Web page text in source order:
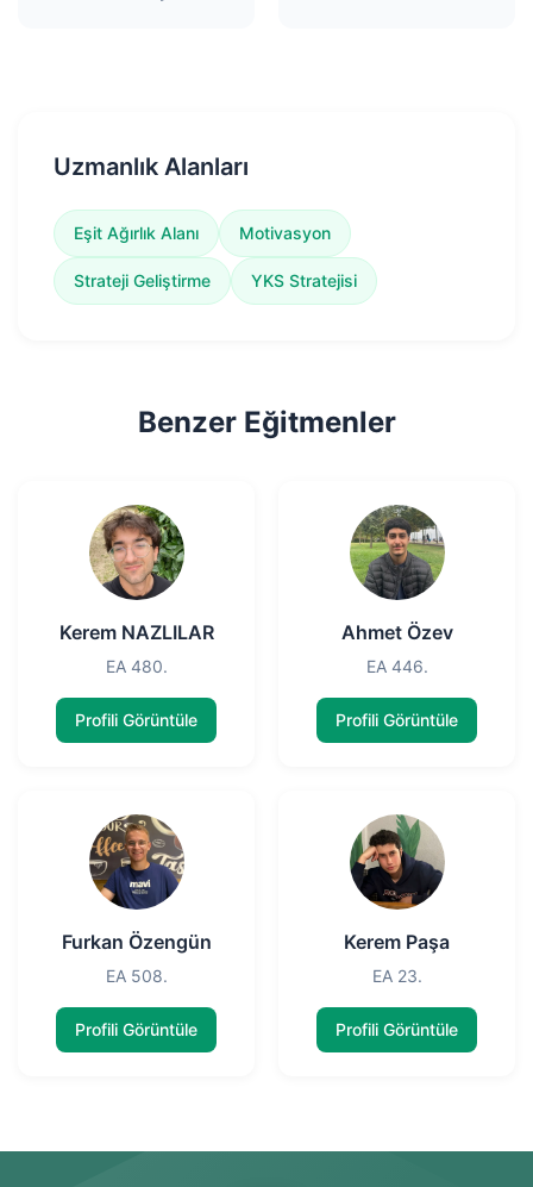
Uzmanlık Alanları
Eşit Ağırlık Alanı Motivasyon
Strateji Geliştirme YKS Stratejisi
Benzer Eğitmenler
Kerem NAZLILAR
EA 480.
Profili Görüntüle
Ahmet Özev
EA 446.
Profili Görüntüle
Furkan Özengün
EA 508.
Profili Görüntüle
Kerem Paşa
EA 23.
Profili Görüntüle